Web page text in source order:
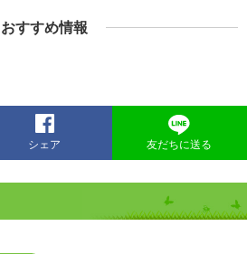
おすすめ情報
シェア 友だちに送る